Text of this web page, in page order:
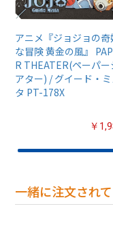
アニメ『ジョジョの奇
な冒険 黄金の風』
R THEATER(ペーパー
アター) / グイード・ミ
タ PT-178X
￥
一緒に注文され